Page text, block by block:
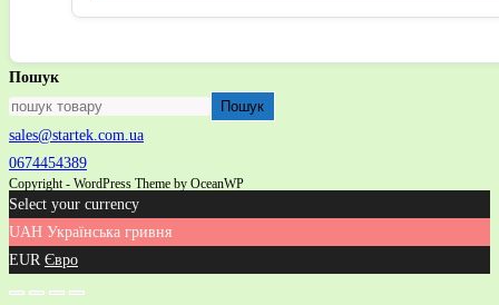
Пошук
Пошук
sales@startek.com.ua
0674454389
Copyright - WordPress Theme by OceanWP
Select your currency
UAH Українська гривня
EUR Євро